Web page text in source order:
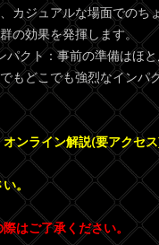
カジュアルな場面でのち
の効果を発揮します。
パクト：事前の準備はほ
もどこでも強烈なインパ
ンライン解説(要アクセ
。
はご了承ください。